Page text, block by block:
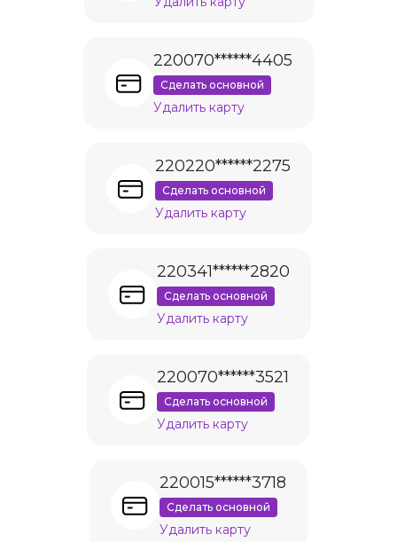
220070******4405
Сделать основной
Удалить карту
220220******2275
Сделать основной
Удалить карту
220341******2820
Сделать основной
Удалить карту
220070******3521
Сделать основной
Удалить карту
220015******3718
Сделать основной
Удалить карту